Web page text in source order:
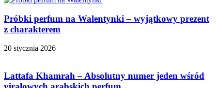
Próbki perfum na Walentynki – wyjątkowy prezent
z charakterem
20 stycznia 2026
Lattafa Khamrah – Absolutny numer jeden wśród